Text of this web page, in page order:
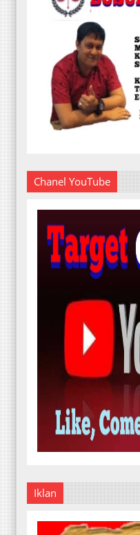
Chanel YouTube
Iklan